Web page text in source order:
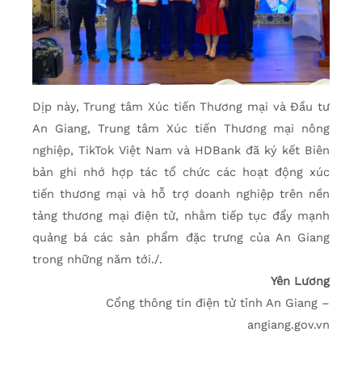
Dịp này, Trung tâm Xúc tiến Thương mại và Đầu tư
An Giang, Trung tâm Xúc tiến Thương mại nông
nghiệp, TikTok Việt Nam và HDBank đã ký kết Biên
bản ghi nhớ hợp tác tổ chức các hoạt động xúc
tiến thương mại và hỗ trợ doanh nghiệp trên nền
tảng thương mại điện tử, nhằm tiếp tục đẩy mạnh
quảng bá các sản phẩm đặc trưng của An Giang
trong những năm tới./.
Yên Lương
Cổng thông tin điện tử tỉnh An Giang –
angiang.gov.vn